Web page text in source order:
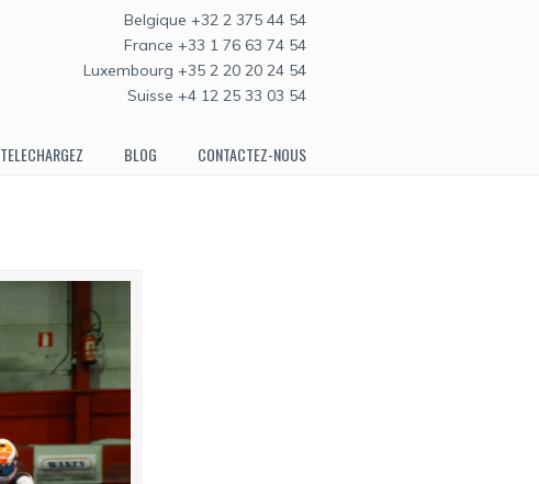
Belgique +32 2 375 44 54
France +33 1 76 63 74 54
Luxembourg +35 2 20 20 24 54
Suisse +4 12 25 33 03 54
TELECHARGEZ BLOG CONTACTEZ-NOUS